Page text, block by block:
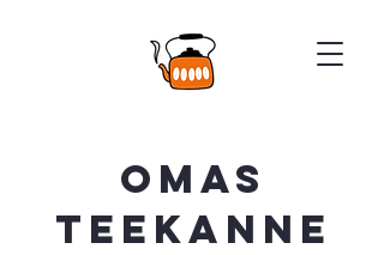
Omas
Teekanne